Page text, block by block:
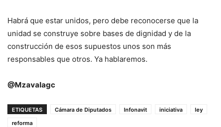
Habrá que estar unidos, pero debe reconocerse que la
unidad se construye sobre bases de dignidad y de la
construcción de esos supuestos unos son más
responsables que otros. Ya hablaremos.
@Mzavalagc
ETIQUETAS Cámara de Diputados Infonavit iniciativa
ley
reforma